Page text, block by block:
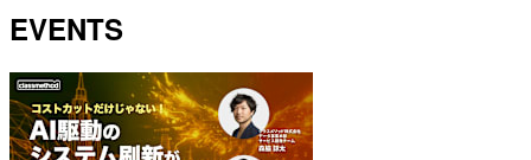
EVENTS